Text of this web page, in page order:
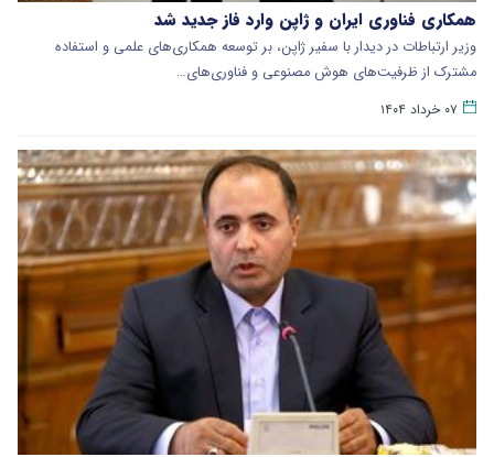
همکاری فناوری ایران و ژاپن وارد فاز جدید شد
وزیر ارتباطات در دیدار با سفیر ژاپن، بر توسعه همکاری‌های علمی و استفاده
مشترک از ظرفیت‌های هوش مصنوعی و فناوری‌های…
۰۷ خرداد ۱۴۰۴